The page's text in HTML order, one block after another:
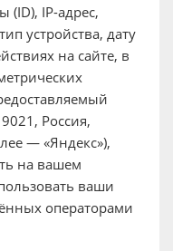
IP-адрес,
устройства, дату
на сайте, в
Россия,
— «Яндекс»),
на вашем
ваши
операторами